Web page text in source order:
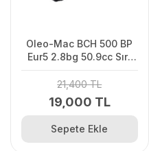
Oleo-Mac BCH 500 BP
Eur5 2.8bg 50.9cc Sırt
Tırpan
21,400 TL
19,000 TL
Sepete Ekle